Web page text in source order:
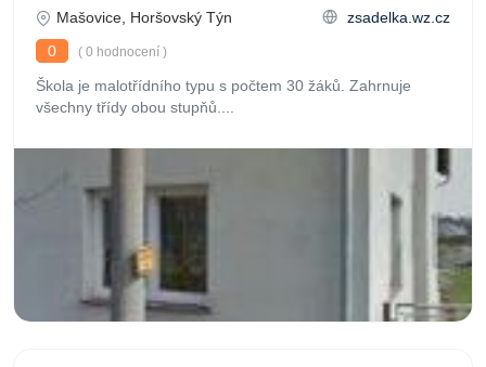
Mašovice, Horšovský Týn
zsadelka.wz.cz
0
( 0 hodnocení )
Škola je malotřídního typu s počtem 30 žáků. Zahrnuje
všechny třídy obou stupňů....